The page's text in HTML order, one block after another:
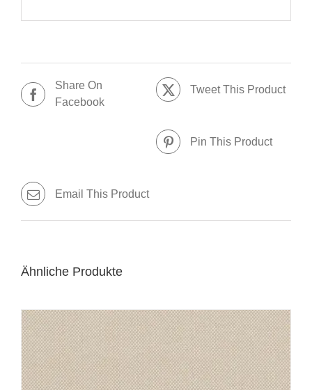
Share On
Facebook
Tweet This Product
Pin This Product
Email This Product
Ähnliche Produkte